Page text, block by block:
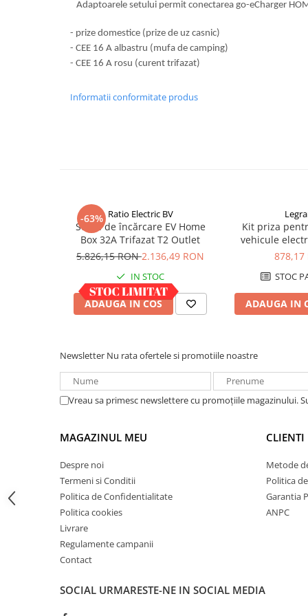
Pachete complete stocare energie
Sisteme de Stocare Comerciale
Sisteme fotovoltaice complete
Cabluri de incarcare vehicule
Prize de incarcare vehicule
Turbine eoliene pentru casă
Acumulatori VRLA AGM/GEL /
Baterii si acumulatori AGM VRLA
SLA AGM (Sealed Lead Acid)
Deep Cycle - Tractiune/Semi-
Marine & Caravan
Pachete acumulatori VRLA
Adaptoarele setului permit conectarea go-eCharger
- prize domestice (prize de uz casnic)
- CEE 16 A albastru (mufa de camping)
- CEE 16 A rosu (curent trifazat)
Informatii conformitate produs
-63% Ratio Electric BV
Stație de încărcare EV Home
Box 32A Trifazat T2 Outlet
5.826,15 RON2.136,49 RON
IN STOC
ADAUGA IN COS
Kit priza
vehicule
Green'up
878,17
STOC
ADAUGA IN
Newsletter Nu rata ofertele si promotiile noastre
Vreau sa primesc newslettere cu promoțiile magazinului.
MAGAZINUL MEU
Despre noi
Termeni si Conditii
Politica de Confidentialitate
Politica cookies
Livrare
Regulamente campanii
Contact
CLIENTI
Metode
Politica
Garantia
ANPC
SOCIAL URMARESTE-NE IN SOCIAL MEDIA